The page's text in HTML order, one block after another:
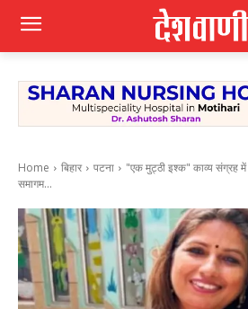
Home बिहार पटना
"एक मुट्ठी इश्क" काव्य संग्रह
समागम...